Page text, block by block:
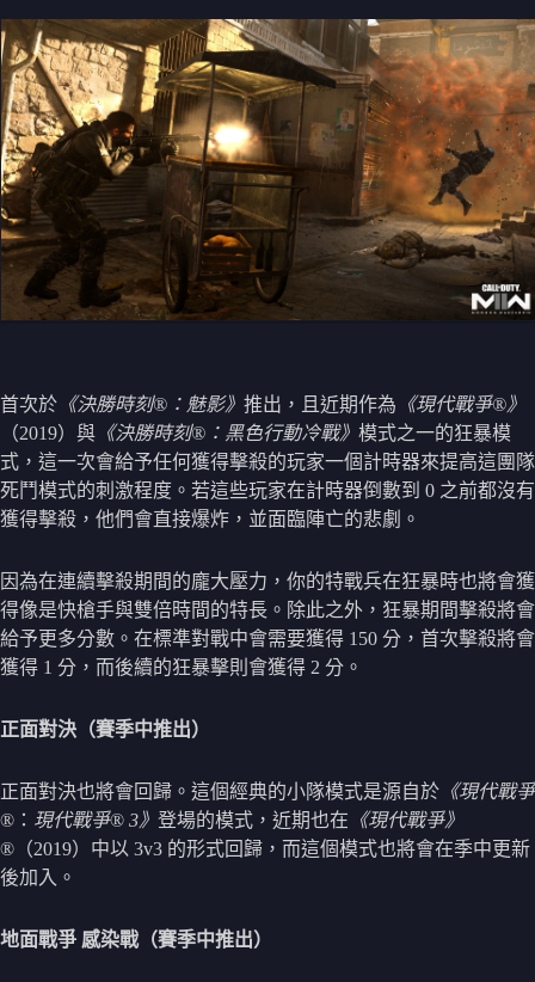
首次於 《決勝時刻®：魅影》 推出，且近期作為 《現代戰爭®》
（2019）與 《決勝時刻®：黑色行動冷戰》 模式之一的狂暴模
式，這一次會給予任何獲得擊殺的玩家一個計時器來提高這團隊
死鬥模式的刺激程度。若這些玩家在計時器倒數到 0 之前都沒有
獲得擊殺，他們會直接爆炸，並面臨陣亡的悲劇。
因為在連續擊殺期間的龐大壓力，你的特戰兵在狂暴時也將會獲
得像是快槍手與雙倍時間的特長。除此之外，狂暴期間擊殺將會
給予更多分數。在標準對戰中會需要獲得 150 分，首次擊殺將會
獲得 1 分，而後續的狂暴擊則會獲得 2 分。
正面對決（賽季中推出）
正面對決也將會回歸。這個經典的小隊模式是源自於 《現代戰爭
®： 現代戰爭® 3》 登場的模式，近期也在 《現代戰爭》
®（2019）中以 3v3 的形式回歸，而這個模式也將會在季中更新
後加入。
地面戰爭 感染戰（賽季中推出）